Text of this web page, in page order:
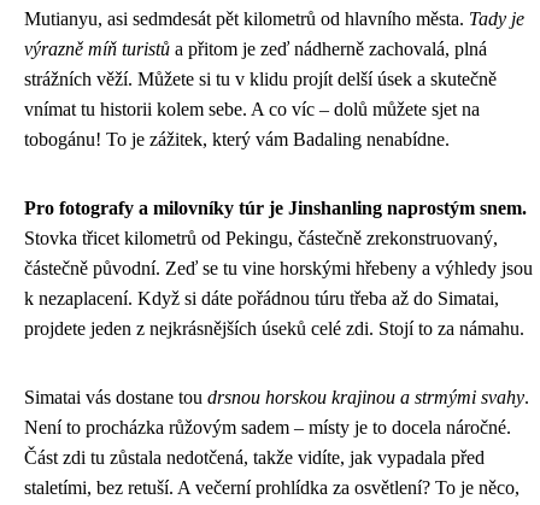
Mutianyu, asi sedmdesát pět kilometrů od hlavního města. Tady je
výrazně míň turistů a přitom je zeď nádherně zachovalá, plná
strážních věží. Můžete si tu v klidu projít delší úsek a skutečně
vnímat tu historii kolem sebe. A co víc – dolů můžete sjet na
tobogánu! To je zážitek, který vám Badaling nenabídne.
Pro fotografy a milovníky túr je Jinshanling naprostým snem.
Stovka třicet kilometrů od Pekingu, částečně zrekonstruovaný,
částečně původní. Zeď se tu vine horskými hřebeny a výhledy jsou
k nezaplacení. Když si dáte pořádnou túru třeba až do Simatai,
projdete jeden z nejkrásnějších úseků celé zdi. Stojí to za námahu.
Simatai vás dostane tou drsnou horskou krajinou a strmými svahy.
Není to procházka růžovým sadem – místy je to docela náročné.
Část zdi tu zůstala nedotčená, takže vidíte, jak vypadala před
staletími, bez retuší. A večerní prohlídka za osvětlení? To je něco,